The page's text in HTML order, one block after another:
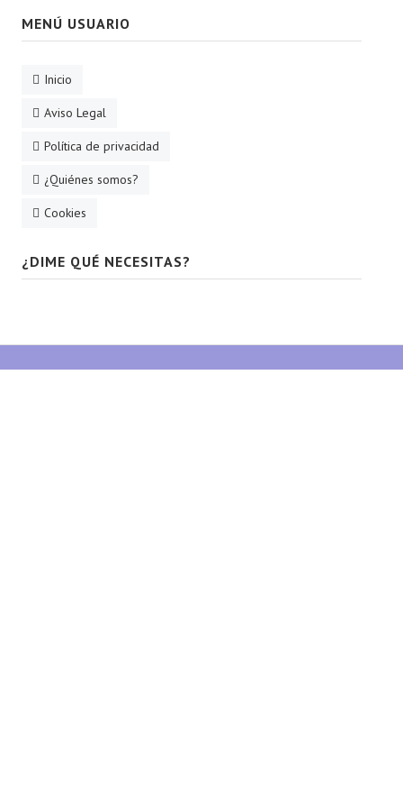
MENÚ USUARIO
Inicio
Aviso Legal
Política de privacidad
¿Quiénes somos?
Cookies
¿DIME QUÉ NECESITAS?